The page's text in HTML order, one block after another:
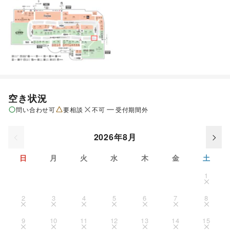
空き状況
問い合わせ可 要相談 不可 受付期間外
2026年8月
日 月 火 水 木 金 土
1
2 3 4 5 6 7 8
9 10 11 12 13 14 15